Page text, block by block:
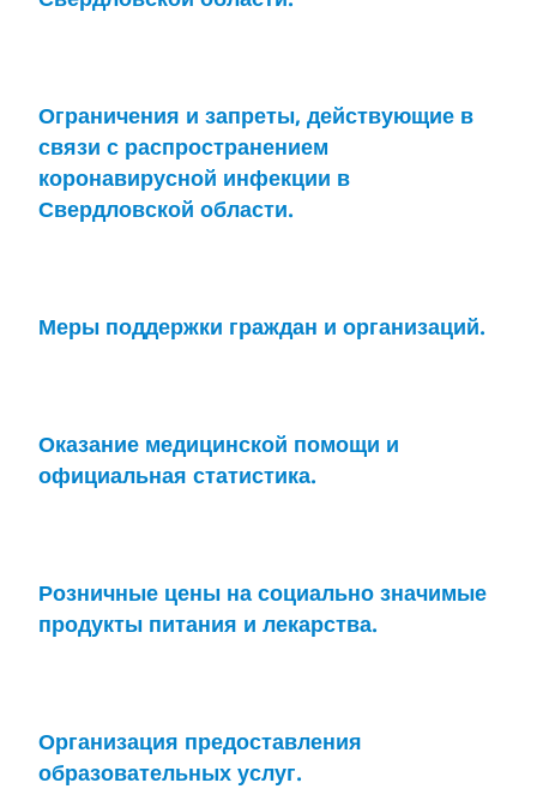
Ограничения и запреты, действующие в
связи с распространением
коронавирусной инфекции в
Свердловской области.
Меры поддержки граждан и организаций.
Оказание медицинской помощи и
официальная статистика.
Розничные цены на социально значимые
продукты питания и лекарства.
Организация предоставления
образовательных услуг.